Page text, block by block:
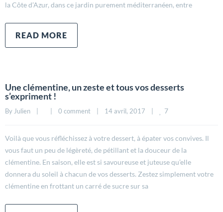
la Côte d’Azur, dans ce jardin purement méditerranéen, entre
READ MORE
Une clémentine, un zeste et tous vos desserts
s’expriment !
By Julien 0 comment 14 avril, 2017 7
Voilà que vous réfléchissez à votre dessert, à épater vos convives. Il
vous faut un peu de légèreté, de pétillant et la douceur de la
clémentine. En saison, elle est si savoureuse et juteuse qu’elle
donnera du soleil à chacun de vos desserts. Zestez simplement votre
clémentine en frottant un carré de sucre sur sa